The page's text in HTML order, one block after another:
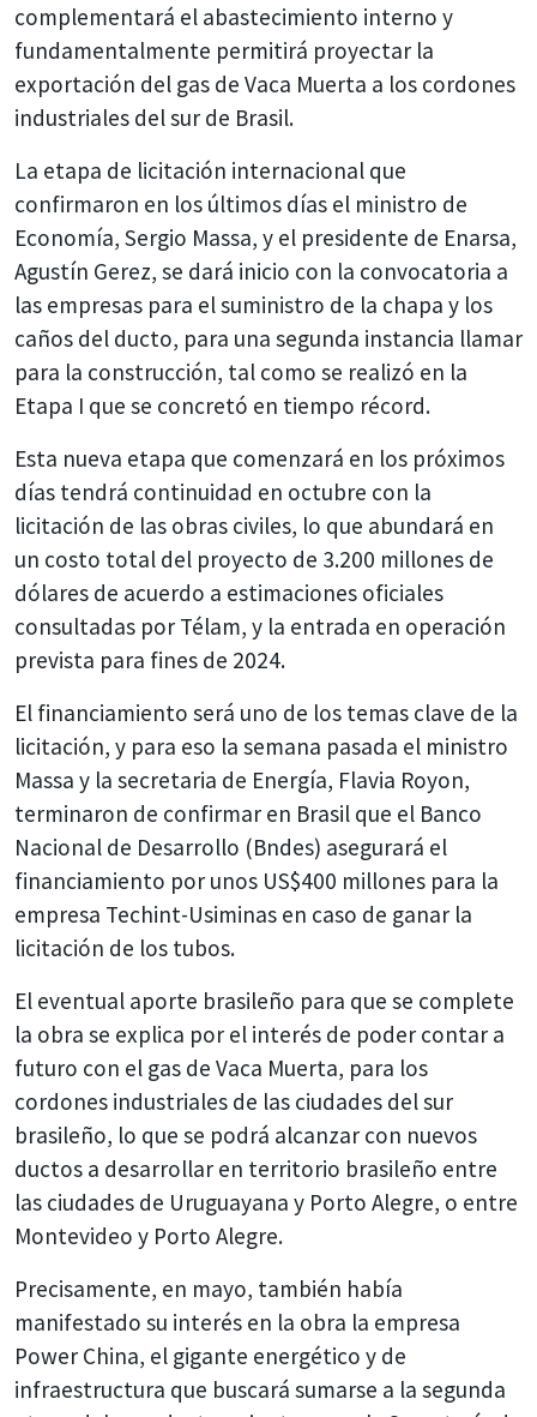
complementará el abastecimiento interno y
fundamentalmente permitirá proyectar la
exportación del gas de Vaca Muerta a los cordones
industriales del sur de Brasil.
La etapa de licitación internacional que
confirmaron en los últimos días el ministro de
Economía, Sergio Massa, y el presidente de Enarsa,
Agustín Gerez, se dará inicio con la convocatoria a
las empresas para el suministro de la chapa y los
caños del ducto, para una segunda instancia llamar
para la construcción, tal como se realizó en la
Etapa I que se concretó en tiempo récord.
Esta nueva etapa que comenzará en los próximos
días tendrá continuidad en octubre con la
licitación de las obras civiles, lo que abundará en
un costo total del proyecto de 3.200 millones de
dólares de acuerdo a estimaciones oficiales
consultadas por Télam, y la entrada en operación
prevista para fines de 2024.
El financiamiento será uno de los temas clave de la
licitación, y para eso la semana pasada el ministro
Massa y la secretaria de Energía, Flavia Royon,
terminaron de confirmar en Brasil que el Banco
Nacional de Desarrollo (Bndes) asegurará el
financiamiento por unos US$400 millones para la
empresa Techint-Usiminas en caso de ganar la
licitación de los tubos.
El eventual aporte brasileño para que se complete
la obra se explica por el interés de poder contar a
futuro con el gas de Vaca Muerta, para los
cordones industriales de las ciudades del sur
brasileño, lo que se podrá alcanzar con nuevos
ductos a desarrollar en territorio brasileño entre
las ciudades de Uruguayana y Porto Alegre, o entre
Montevideo y Porto Alegre.
Precisamente, en mayo, también había
manifestado su interés en la obra la empresa
Power China, el gigante energético y de
infraestructura que buscará sumarse a la segunda